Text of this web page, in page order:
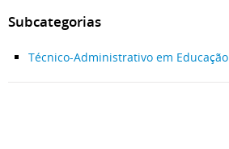
Subcategorias
Técnico-Administrativo em Educação